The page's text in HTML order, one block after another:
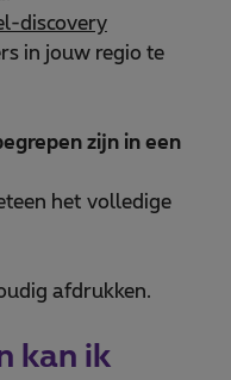
discovery
in jouw regio te
zijn in een
het volledige
afdrukken.
kan ik